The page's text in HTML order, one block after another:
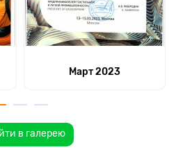
Март 2023
в галерею